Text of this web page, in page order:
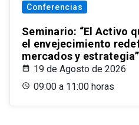
Conferencias
Seminario: “El Activo
el envejecimiento
mercados y estrategia”
19 de Agosto de 2026
09:00 a 11:00 horas